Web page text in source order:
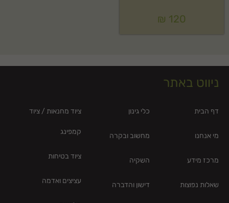
₪ 120
ניווט באתר
דף הבית
מי אנחנו
מרכז מידע
שאלות נפוצות
כלי גינון
מחשוב ובקרה
השקיה
דישון והדברה
ציוד מחנאות / ציוד
קמפינג
ציוד בטיחות
עציצים ואדמה